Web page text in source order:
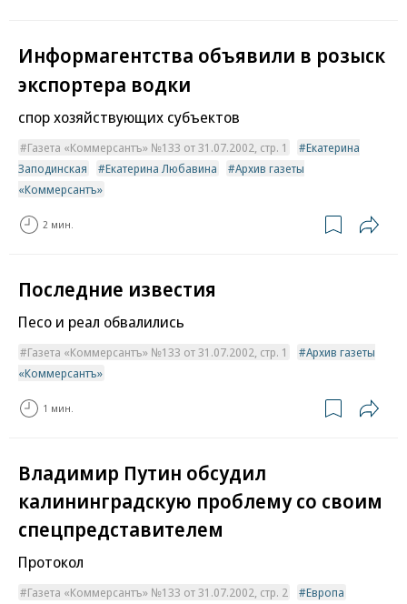
Информагентства объявили в розыск
экспортера водки
спор хозяйствующих субъектов
Газета «Коммерсантъ» №133 от 31.07.2002, стр. 1
Екатерина
Заподинская
Екатерина Любавина
Архив газеты
«Коммерсантъ»
2 мин.
Последние известия
Песо и реал обвалились
Газета «Коммерсантъ» №133 от 31.07.2002, стр. 1
Архив газеты
«Коммерсантъ»
1 мин.
Владимир Путин обсудил
калининградскую проблему со своим
спецпредставителем
Протокол
Газета «Коммерсантъ» №133 от 31.07.2002, стр. 2
Европа